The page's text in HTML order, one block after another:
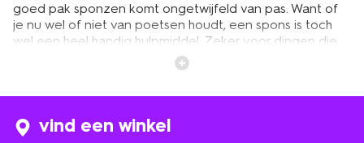
goed pak sponzen komt ongetwijfeld van pas. Want of
je nu wel of niet van poetsen houdt, een spons is toch
wel een heel handig hulpmiddel. Zeker voor dingen die
goed vies zijn. Je hebt dan wat meer water nodig om
even flink te boenen. En laat een spons nou lekker veel
potten, de afwas of de auto. Schuurspons, afwasspons
of schoonmaakspons: Voor elke poetsklus kan je een
vind een winkel